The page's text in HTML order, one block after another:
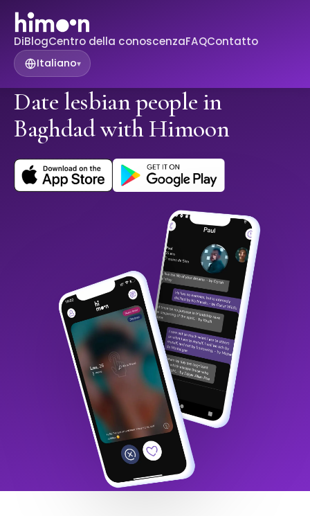
DiBlogCentro della conoscenzaFAQContatto
Italiano▾
Date lesbian people in
Baghdad with Himoon